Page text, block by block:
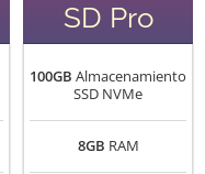
SD Pro
100GB Almacenamiento
SSD NVMe
8GB RAM